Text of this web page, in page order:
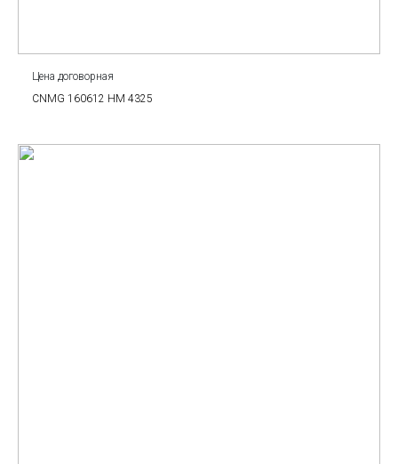
Цена договорная
CNMG 160612 HM 4325